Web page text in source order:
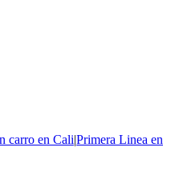
carro en Cali|Primera Linea en